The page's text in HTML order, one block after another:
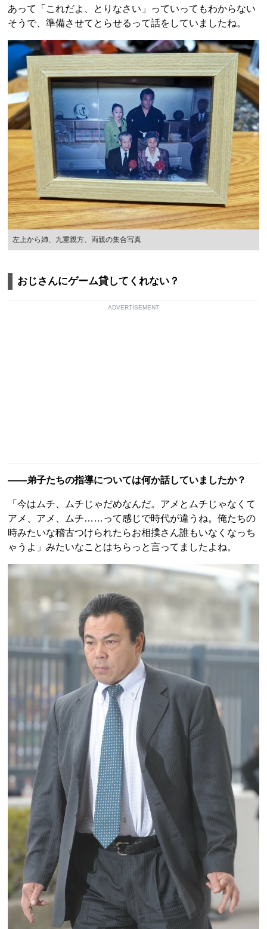
あって「これだよ、とりなさい」っていってもわからない
そうで、準備させてとらせるって話をしていましたね。
左上から姉、九重親方、両親の集合写真
おじさんにゲーム貸してくれない？
ADVERTISEMENT
――弟子たちの指導については何か話していましたか？
「今はムチ、ムチじゃだめなんだ。アメとムチじゃなくて
アメ、アメ、ムチ……って感じで時代が違うね。俺たちの
時みたいな稽古つけられたらお相撲さん誰もいなくなっち
ゃうよ」みたいなことはちらっと言ってましたよね。